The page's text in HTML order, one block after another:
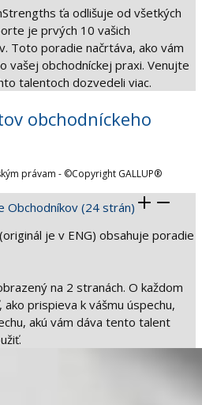
ťa odlišuje od všetkých
je prvých 10 vašich
Toto poradie načrtáva, ako vám
vašej obchodníckej praxi. Venujte
talentoch dozvedeli viac.
obchodníckeho
právam - ©Copyright GALLUP®
(24 strán)
je v ENG) obsahuje poradie
na 2 stranách. O každom
prispieva k vášmu úspechu,
akú vám dáva tento talent